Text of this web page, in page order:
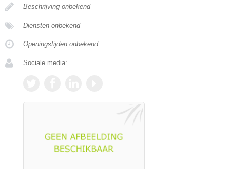
Beschrijving onbekend
Diensten onbekend
Openingstijden onbekend
Sociale media: